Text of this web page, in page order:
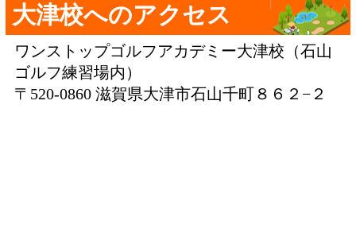
大津校へのアクセス
ワンストップゴルフアカデミー大津校（石山
ゴルフ練習場内）
〒520-0860 滋賀県大津市石山千町８６２−２